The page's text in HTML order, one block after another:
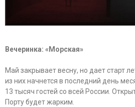
Вечеринка: «Морская»
Май закрывает весну, но дает старт
из них начнется в последний день
13 тысяч гостей со всей России.
Порту будет жарким.